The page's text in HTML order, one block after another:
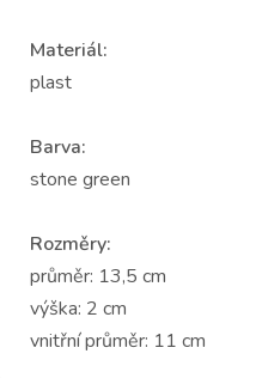
Materiál:
plast
Barva:
stone green
Rozměry:
průměr: 13,5 cm
výška: 2 cm
vnitřní průměr: 11 cm